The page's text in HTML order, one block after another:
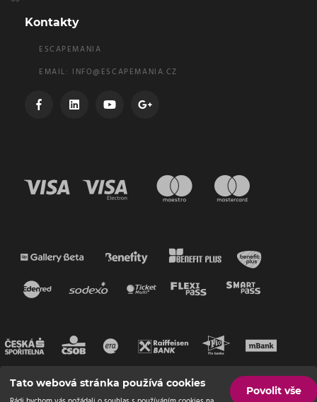
Kontakty
ESCAPEMANIA
EMAIL: INFO@ESCAPEMANIA.CZ
Tato webová stránka používá cookies
Povolit vše